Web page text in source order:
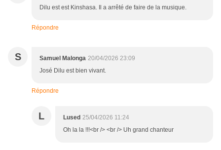
Dilu est est Kinshasa. Il a arrêté de faire de la musique.
Répondre
S Samuel Malonga 20/04/2026 23:09
José Dilu est bien vivant.
Répondre
L Lused 25/04/2026 11:24
Oh la la !!!<br /> <br /> Uh grand chanteur